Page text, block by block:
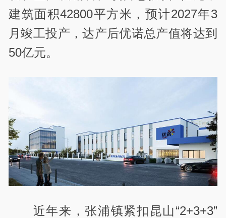
建筑面积42800平方米，预计2027年3
月竣工投产，达产后优诺总产值将达到
50亿元。
近年来，张浦镇紧扣昆山“2+3+3”